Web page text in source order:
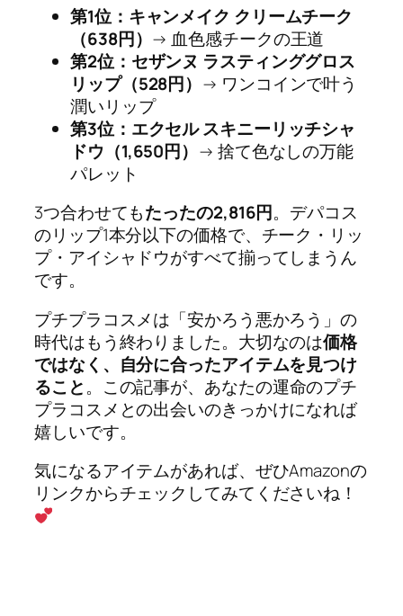
第1位：キャンメイク クリームチーク
（638円） → 血色感チークの王道
第2位：セザンヌ ラスティンググロス
リップ（528円） → ワンコインで叶う
潤いリップ
第3位：エクセル スキニーリッチシャ
ドウ（1,650円） → 捨て色なしの万能
パレット
3つ合わせてもたったの2,816円。デパコス
のリップ1本分以下の価格で、チーク・リッ
プ・アイシャドウがすべて揃ってしまうん
です。
プチプラコスメは「安かろう悪かろう」の
時代はもう終わりました。大切なのは価格
ではなく、自分に合ったアイテムを見つけ
ること。この記事が、あなたの運命のプチ
プラコスメとの出会いのきっかけになれば
嬉しいです。
気になるアイテムがあれば、ぜひAmazonの
リンクからチェックしてみてくださいね！